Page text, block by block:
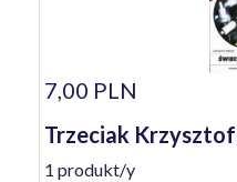
7,00 PLN
Trzeciak
1 produkt/y